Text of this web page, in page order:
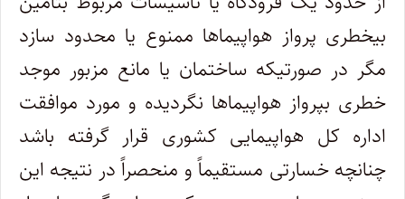
بیخطری پرواز هواپیماها ممنوع یا محدود سازد
مگر در صورتیکه ساختمان یا مانع مزبور موجد
‌خطری بپرواز هواپیماها نگردیده و مورد موافقت
اداره کل هواپیمایی کشوری قرار گرفته باشد
چنانچه خسارتی مستقیماً و منحصراً در نتیجه این‌